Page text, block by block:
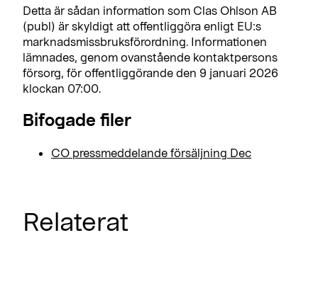
Detta är sådan information som Clas Ohlson AB
(publ) är skyldigt att offentliggöra enligt EU:s
marknadsmissbruksförordning. Informationen
lämnades, genom ovanstående kontaktpersons
försorg, för offentliggörande den 9 januari 2026
klockan 07:00.
Bifogade filer
CO pressmeddelande försäljning Dec
Relaterat